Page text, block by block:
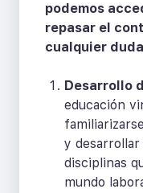
podemos
repasar el
cualquier
Desarrollo
educación
y
disciplinas
mundo